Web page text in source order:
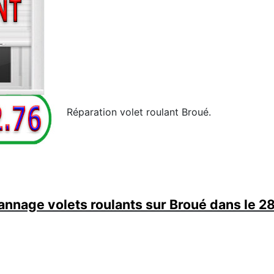
Réparation volet roulant Broué.
volets roulants sur Broué dans le